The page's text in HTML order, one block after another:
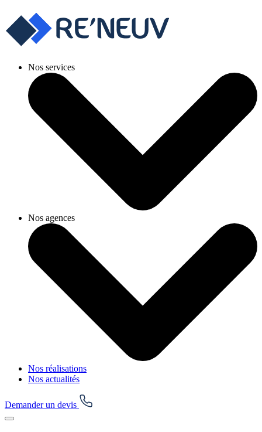
Nos services
Nos agences
Nos réalisations
Nos actualités
Demander un devis